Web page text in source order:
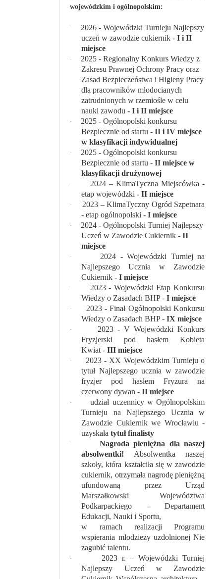
wojewódzkim i ogólnopolskim:
· 2026-Wojewódzki Turnieju Najlepszy
uczeń w zawodzie cukiernik -I i II
miejsce
· 2025 -Regionalny Konkurs Wiedzy z
Zakresu Prawnej Ochrony Pracy oraz
Zasad Bezpieczeństwa i Higieny Pracy
dla pracowników młodocianych
zatrudnionych w rzemiośle w celu
nauki zawodu- I i II miejsce
·
2025 - Ogólnopolski konkursu
Bezpiecznie od startu -II i IV miejsce
w klasyfikacji indywidualnej
·
2025 - Ogólnopolski konkursu
Bezpiecznie od startu -II miejsce w
klasyfikacji drużynowej
·
2024 – KlimaTyczna Miejscówka -
etap wojewódzki- II miejsce
·
2023 – KlimaTyczny Ogród Szpetnara
- etap ogólnopolski- I miejsce
· 2024 - Ogólnopolski Turniej Najlepszy
Uczeń w Zawodzie Cukiernik -II
miejsce
·
2024 - Wojewódzki Turniej na
Najlepszego Ucznia w Zawodzie
Cukiernik -I miejsce
·
2023 - Wojewódzki Etap Konkursu
Wiedzy o Zasadach BHP -I miejsce
·
2023 - Finał Ogólnopolski Konkursu
Wiedzy o Zasadach BHP -IX miejsce
·
2023 - V Wojewódzki Konkurs
Fryzjerski pod hasłem Kobieta
Kwiat -III miejsce
·
2023 - XX Wojewódzkim Turnieju o
tytuł Najlepszego ucznia w zawodzie
fryzjer pod hasłem Fryzura na
czerwony dywan -II miejsce
·
udział uczennicy w Ogólnopolskim
Turnieju na Najlepszego Ucznia w
Zawodzie Cukiernik we Wrocławiu -
uzyskałatytuł finalisty
·
Nagroda pieniężna dla naszej
absolwentki! Absolwentka naszej
szkoły, która kształciła się w zawodzie
cukiernik, otrzymała nagrodę pieniężną
ufundowaną przez Urząd
Marszałkowski Województwa
Podkarpackiego - Departament
Edukacji, Nauki i Sportu,
w ramach realizacji Programu
wspierania młodzieży uzdolnionej Nie
zagubić talentu.
·
2023 r. – Wojewódzki Turniej
Najlepszy Uczeń w Zawodzie